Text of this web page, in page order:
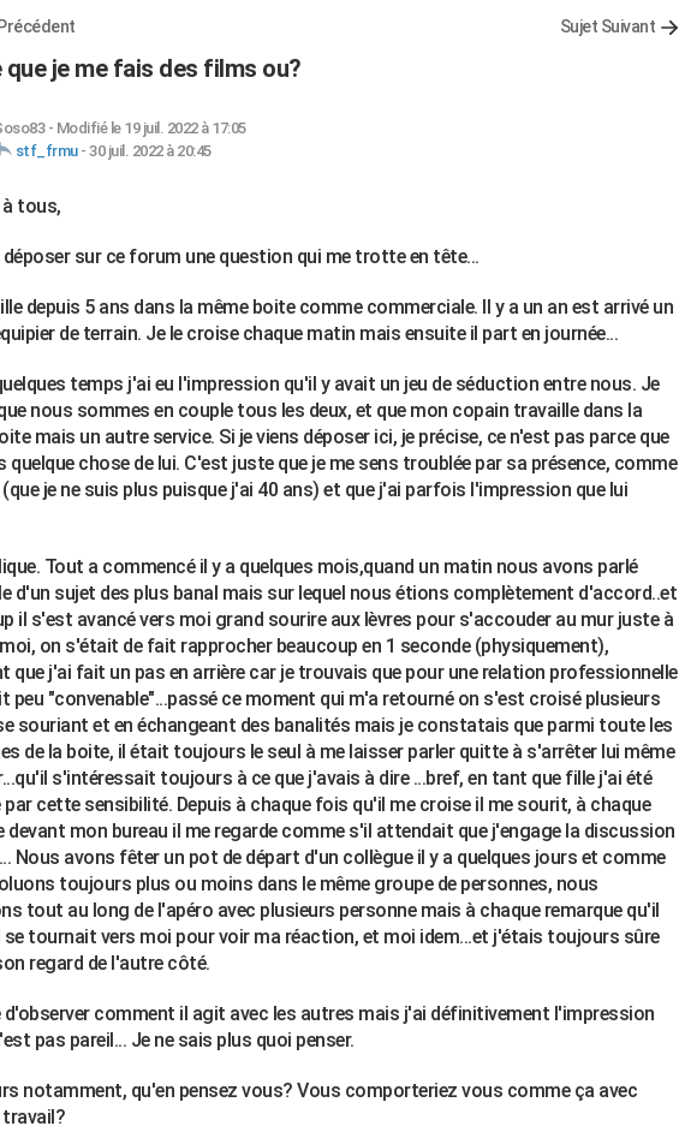
Sujet Suivant
que je me fais des films ou?
- Modifié le 19 juil. 2022 à 17:05
stf_frmu- 30 juil. 2022 à 20:45
tous,
déposer sur ce forum une question qui me trotte en tête...
depuis 5 ans dans la même boite comme commerciale. Il y a un an est arrivé un
de terrain. Je le croise chaque matin mais ensuite il part en journée...
temps j'ai eu l'impression qu'il y avait un jeu de séduction entre nous. Je
nous sommes en couple tous les deux, et que mon copain travaille dans la
mais un autre service. Si je viens déposer ici, je précise, ce n'est pas parce que
quelque chose de lui. C'est juste que je me sens troublée par sa présence, comme
je ne suis plus puisque j'ai 40 ans) et que j'ai parfois l'impression que lui
Tout a commencé il y a quelques mois,quand un matin nous avons parlé
d'un sujet des plus banal mais sur lequel nous étions complètement d'accord..et
il s'est avancé vers moi grand sourire aux lèvres pour s'accouder au mur juste à
on s'était de fait rapprocher beaucoup en 1 seconde (physiquement),
que j'ai fait un pas en arrière car je trouvais que pour une relation professionnelle
peu "convenable"...passé ce moment qui m'a retourné on s'est croisé plusieurs
souriant et en échangeant des banalités mais je constatais que parmi toute les
de la boite, il était toujours le seul à me laisser parler quitte à s'arrêter lui même
s'intéressait toujours à ce que j'avais à dire ...bref, en tant que fille j'ai été
cette sensibilité. Depuis à chaque fois qu'il me croise il me sourit, à chaque
devant mon bureau il me regarde comme s'il attendait que j'engage la discussion
Nous avons fêter un pot de départ d'un collègue il y a quelques jours et comme
toujours plus ou moins dans le même groupe de personnes, nous
tout au long de l'apéro avec plusieurs personne mais à chaque remarque qu'il
tournait vers moi pour voir ma réaction, et moi idem...et j'étais toujours sûre
regard de l'autre côté.
d'observer comment il agit avec les autres mais j'ai définitivement l'impression
pas pareil... Je ne sais plus quoi penser.
notamment, qu'en pensez vous? Vous comporteriez vous comme ça avec
travail?